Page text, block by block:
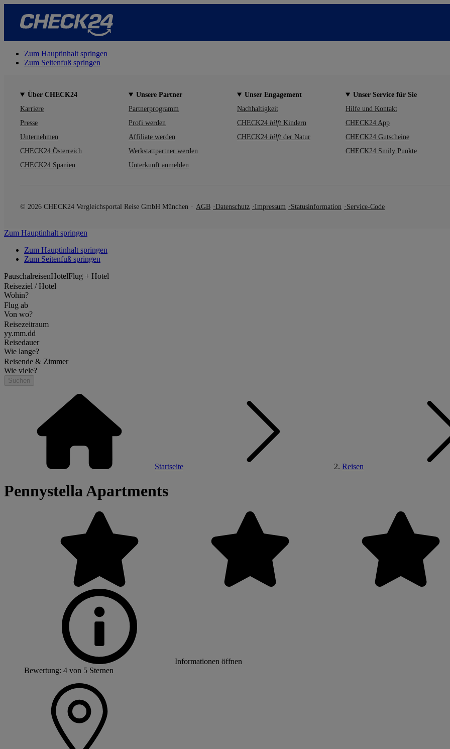
Zum Hauptinhalt springen
Zum Seitenfuß springen
Über CHECK24
Karriere
Presse
Unternehmen
CHECK24 Österreich
CHECK24 Spanien
Unsere Partner
Partnerprogramm
Profi werden
Affiliate werden
Werkstattpartner werden
Unterkunft anmelden
Unser Engagement
Nachhaltigkeit
CHECK24 hilft Kindern
CHECK24 hilft der Natur
Unser Service für Sie
Hilfe und Kontakt
CHECK24 App
CHECK24 Gutscheine
CHECK24 Smily Punkte
© 2026 CHECK24 Vergleichsportal Reise GmbH München AGB Datenschutz Impressum Statusinformation Service-Code
Zum Hauptinhalt springen
Zum Hauptinhalt springen
Zum Seitenfuß springen
PauschalreisenHotelFlug + Hotel
Reiseziel / Hotel
Wohin?
Flug ab
Von wo?
Reisezeitraum
yy.mm.dd
Reisedauer
Wie lange?
Reisende & Zimmer
Wie viele?
Suchen
Startseite Reisen
Pennystella Apartments
Informationen öffnen
Bewertung: 4 von 5 Sternen